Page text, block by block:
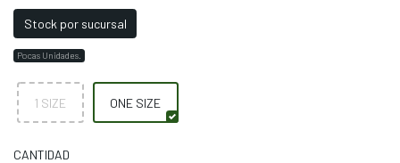
Stock por sucursal
Pocas Unidades.
1 SIZE ONE SIZE
CANTIDAD